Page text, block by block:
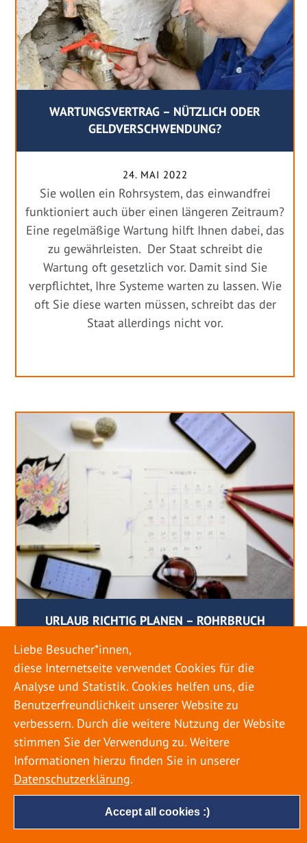
WARTUNGSVERTRAG – NÜTZLICH ODER
GELDVERSCHWENDUNG?
24. MAI 2022
Sie wollen ein Rohrsystem, das einwandfrei
funktioniert auch über einen längeren Zeitraum?
Eine regelmäßige Wartung hilft Ihnen dabei, das
zu gewährleisten. Der Staat schreibt die
Wartung oft gesetzlich vor. Damit sind Sie
verpflichtet, Ihre Systeme warten zu lassen. Wie
oft Sie diese warten müssen, schreibt das der
Staat allerdings nicht vor.
URLAUB RICHTIG PLANEN – ROHRBRUCH
18. MAI 2022
Egal ob Sommer oder Winter: Alle Menschen
genießen ihren Urlaub. Dabei zieht es die Einen
weiter weg, die Anderen bleiben dann doch
lieber in der Heimat. Wenn Sie für eine längere
Zeit wegfahren möchten, gibt es einige Dinge zu
beachten, damit nicht anschließend eine böse
Überraschung auf Sie wartet. Um einen
möglichst entspannten Urlaub zu […]
Accept all cookies :)
Liebe Besucher*innen,
diese Internetseite verwendet Cookies für die
Analyse und Statistik. Cookies helfen uns, die
Benutzerfreundlichkeit unserer Website zu
verbessern. Durch die weitere Nutzung der Website
stimmen Sie der Verwendung zu. Weitere
Informationen hierzu finden Sie in unserer
Datenschutzerklärung.